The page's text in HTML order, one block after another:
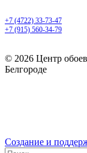
+7 (4722) 33-73-47
+7 (915) 560-34-79
© 2026 Центр
Белгороде
Создание и